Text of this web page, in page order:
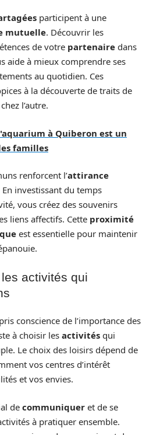
participent à une
mutuelle. Découvrir les
de votre partenaire dans
aide à mieux comprendre ses
au quotidien. Ces
à la découverte de traits de
l’autre.
à Quiberon est un
familles
renforcent l’attirance
En investissant du temps
vous créez des souvenirs
liens affectifs. Cette proximité
est essentielle pour maintenir
activités qui
conscience de l’importance des
à choisir les activités qui
Le choix des loisirs dépend de
vos centres d’intérêt
et vos envies.
de communiquer et de se
à pratiquer ensemble.